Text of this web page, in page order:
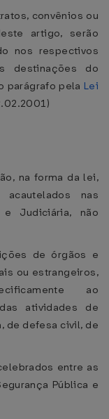
convênios ou
artigo, serão
nos respectivos
destinações do
parágrafo pela Lei
na forma da lei,
nas
e Judiciária, não
de órgãos e
ou estrangeiros,
ao
atividades de
de defesa civil, de
entre as
Pública e